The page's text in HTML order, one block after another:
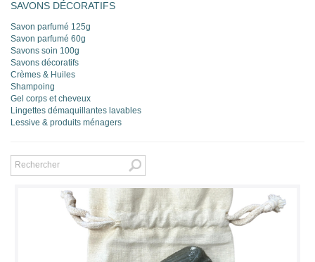
SAVONS DÉCORATIFS
Savon parfumé 125g
Savon parfumé 60g
Savons soin 100g
Savons décoratifs
Crèmes & Huiles
Shampoing
Gel corps et cheveux
Lingettes démaquillantes lavables
Lessive & produits ménagers